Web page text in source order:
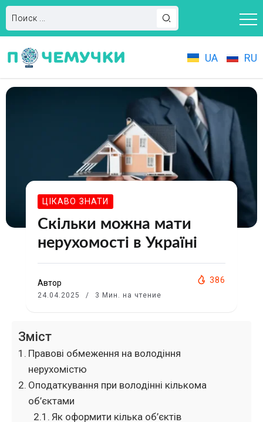
UA RU
ЦІКАВО ЗНАТИ
Скільки можна мати
нерухомості в Україні
Автор
24.04.2025 3 Мин. на чтение
386
Зміст
Правові обмеження на володіння
нерухомістю
Оподаткування при володінні кількома
об’єктами
Як оформити кілька об’єктів